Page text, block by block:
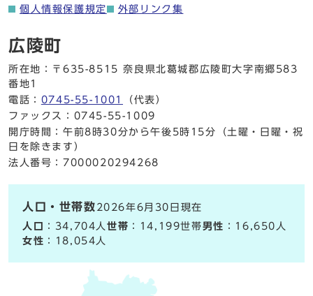
個人情報保護規定
外部リンク集
広陵町
所在地：〒635-8515 奈良県北葛城郡広陵町大字南郷583
番地1
電話： 0745-55-1001
（代表）
ファックス：0745-55-1009
開庁時間：午前8時30分から午後5時15分（土曜・日曜・祝
日を除きます）
法人番号：7000020294268
人口・世帯数 2026年6月30日現在
人口
：34,704人世帯 ：14,199世帯男性 ：16,650人
女性 ：18,054人